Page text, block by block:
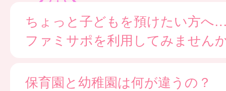
ちょっと子どもを預けたい方へ
ファミサポを利用してみません
保育園と幼稚園は何が違うの？